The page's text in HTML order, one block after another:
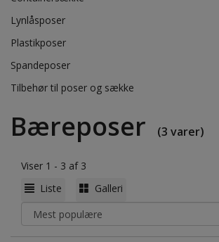
Lynlåsposer
Plastikposer
Spandeposer
Tilbehør til poser og sække
Bæreposer (3 varer)
Viser 1 - 3 af 3
Liste
Galleri